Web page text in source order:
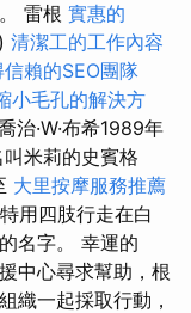
雷根 實惠的
清潔工的工作內容
賴的SEO團隊
小毛孔的解決方
治·W·布希1989年
米莉的史賓格
大里按摩服務推薦
用四肢行走在白
名字。 幸運的
中心尋求幫助，根
織一起採取行動，